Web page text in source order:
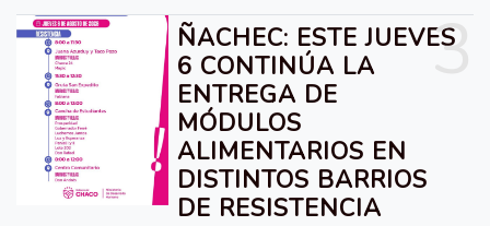
3
ÑACHEC: ESTE JUEVES
6 CONTINÚA LA
ENTREGA DE
MÓDULOS
ALIMENTARIOS EN
DISTINTOS BARRIOS
DE RESISTENCIA